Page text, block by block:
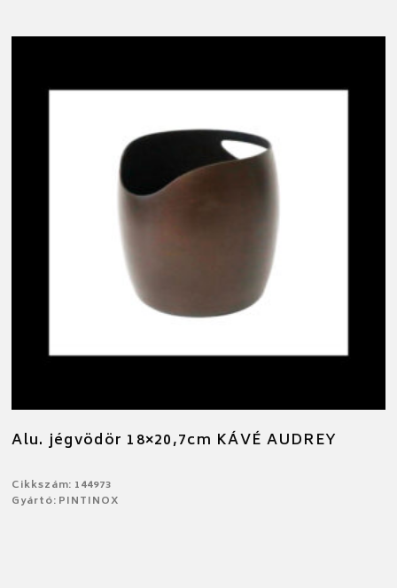
Alu. jégvödör 18×20,7cm KÁVÉ AUDREY
Cikkszám: 144973
Gyártó: PINTINOX